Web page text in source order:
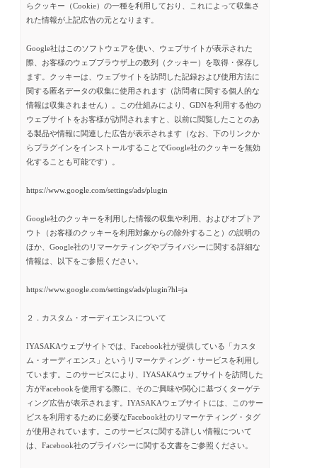
らクッキー（Cookie）の一種を利用しており、これによって収集さ
れた情報が上記広告の元となります。
Google社はこのソフトウェアを使い、ウェブサイトが表示された
際、お客様のウェブブラウザ上の数列（クッキー）を取得・保存し
ます。クッキーは、ウェブサイトを訪問した記録および使用方法に
関する匿名データの収集に使用されます（訪問者に関する個人的な
情報は収集されません）。この仕組みにより、GDNを利用する他の
ウェブサイトをお客様が訪問されますと、以前に閲覧したことのあ
る製品や情報に関連した広告が表示されます（なお、下のリンクか
らプラグインをインストールすることでGoogle社のクッキーを無効
化することも可能です）。
https://www.google.com/settings/ads/plugin
Google社のクッキーを利用した情報の収集や利用、およびオプトア
ウト（お客様のクッキーを利用対象からの除外すること）の説明の
ほか、Google社のリマーケティングやプライバシーに関する詳細な
情報は、以下をご参照ください。
https://www.google.com/settings/ads/plugin?hl=ja
２．カスタム・オーディエンスについて
IYASAKAウェブサイトでは、Facebook社が提供している「カスタ
ム・オーディエンス」というリマーケティング・サービスを利用し
ています。このサービスにより、IYASAKAウェブサイトを訪問した
方がFacebookを使用する際に、そのご興味や関心に基づくターゲテ
ィング広告が表示されます。IYASAKAウェブサイトには、このサー
ビスを利用するために必要なFacebook社のリマーケティング・タグ
が使用されています。このサービスに関する詳しい情報について
は、Facebook社のプライバシーに関する文書をご参照ください。